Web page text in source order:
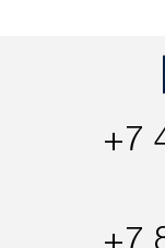
быть
в течение трех
обсудите
приобретения
Товары с
по Москве в
+7
+7